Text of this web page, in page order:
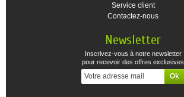
Service client
Contactez-nous
Newsletter
Inscrivez-vous à notre newsletter
pour recevoir des offres exclusives